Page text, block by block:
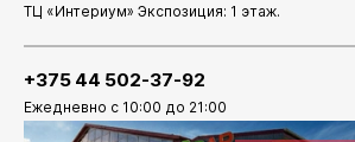
ТЦ «Интериум» Экспозиция: 1 этаж.
+375 44 502-37-92
Ежедневно с 10:00 до 21:00